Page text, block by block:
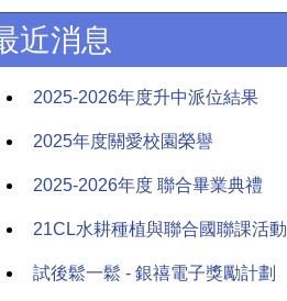
近消息
2025-2026年度升中派位結果
2025年度關愛校園榮譽
2025-2026年度 聯合畢業典禮
21CL水耕種植與聯合國聯課活動
試後鬆一鬆 - 銀禧電子獎勵計劃